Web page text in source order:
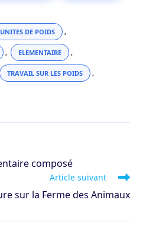
DE POIDS ,
, ELEMENTAIRE ,
TRAVAIL SUR LES POIDS ,
composé
Article suivant
sur la Ferme des Animaux